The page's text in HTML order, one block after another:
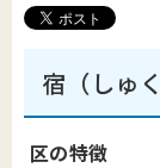
宿（しゅく
区の特徴